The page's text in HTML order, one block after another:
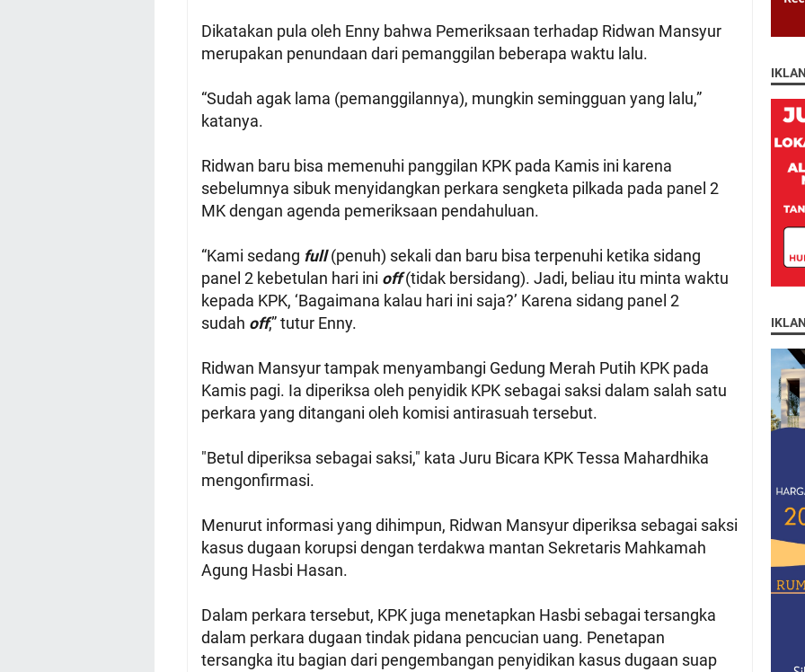
Dikatakan pula oleh Enny bahwa Pemeriksaan terhadap Ridwan Mansyur
merupakan penundaan dari pemanggilan beberapa waktu lalu.
“Sudah agak lama (pemanggilannya), mungkin semingguan yang lalu,”
katanya.
Ridwan baru bisa memenuhi panggilan KPK pada Kamis ini karena
sebelumnya sibuk menyidangkan perkara sengketa pilkada pada panel 2
MK dengan agenda pemeriksaan pendahuluan.
“Kami sedang full(penuh) sekali dan baru bisa terpenuhi ketika sidang
panel 2 kebetulan hari ini off(tidak bersidang). Jadi, beliau itu minta waktu
kepada KPK, ‘Bagaimana kalau hari ini saja?’ Karena sidang panel 2
sudah off,” tutur Enny.
Ridwan Mansyur tampak menyambangi Gedung Merah Putih KPK pada
Kamis pagi. Ia diperiksa oleh penyidik KPK sebagai saksi dalam salah satu
perkara yang ditangani oleh komisi antirasuah tersebut.
"Betul diperiksa sebagai saksi," kata Juru Bicara KPK Tessa Mahardhika
mengonfirmasi.
Menurut informasi yang dihimpun, Ridwan Mansyur diperiksa sebagai saksi
kasus dugaan korupsi dengan terdakwa mantan Sekretaris Mahkamah
Agung Hasbi Hasan.
Dalam perkara tersebut, KPK juga menetapkan Hasbi sebagai tersangka
dalam perkara dugaan tindak pidana pencucian uang. Penetapan
tersangka itu bagian dari pengembangan penyidikan kasus dugaan suap